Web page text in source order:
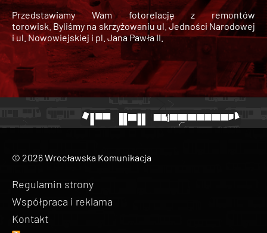
Przedstawiamy Wam fotorelację z remontów
torowisk. Byliśmy na skrzyżowaniu ul. Jedności Narodowej
i ul. Nowowiejskiej i pl. Jana Pawła II.
© 2026 Wrocławska Komunikacja
Regulamin strony
Współpraca i reklama
Kontakt